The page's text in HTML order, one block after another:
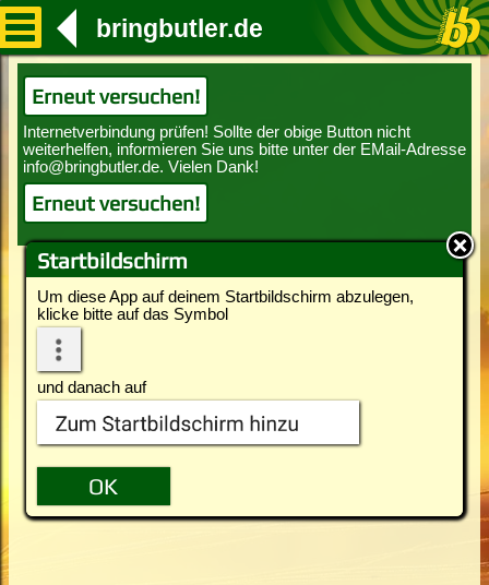
Startbildschirm
Um diese App auf deinem Startbildschirm abzulegen,
klicke bitte auf das Symbol
und danach auf
bringbutler.de
Erneut versuchen!
Erneut versuchen!